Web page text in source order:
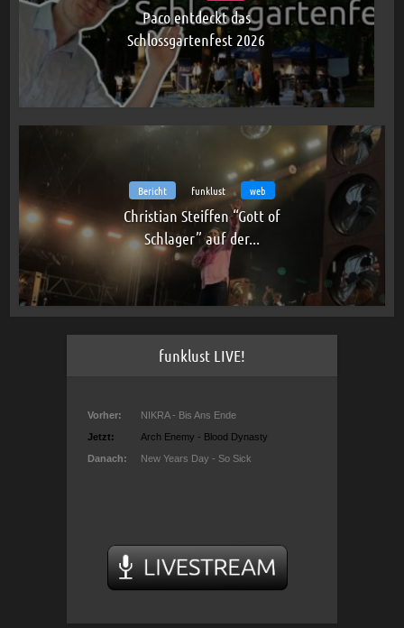
Paco entdeckt das
Schlossgartenfest 2026
Bericht funklust web
Christian Steiffen “Gott of
Schlager” auf der...
funklust LIVE!